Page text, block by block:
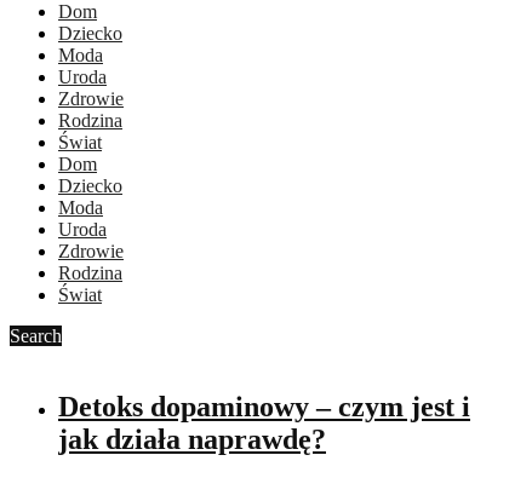
Dom
Dziecko
Moda
Uroda
Zdrowie
Rodzina
Świat
Dom
Dziecko
Moda
Uroda
Zdrowie
Rodzina
Świat
Search
Detoks dopaminowy – czym jest i
jak działa naprawdę?